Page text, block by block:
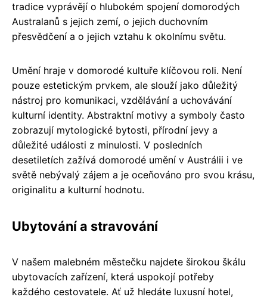
tradice vyprávějí o hlubokém spojení domorodých
Australanů s jejich zemí, o jejich duchovním
přesvědčení a o jejich vztahu k okolnímu světu.
Umění hraje v domorodé kultuře klíčovou roli. Není
pouze estetickým prvkem, ale slouží jako důležitý
nástroj pro komunikaci, vzdělávání a uchovávání
kulturní identity. Abstraktní motivy a symboly často
zobrazují mytologické bytosti, přírodní jevy a
důležité události z minulosti. V posledních
desetiletích zažívá domorodé umění v Austrálii i ve
světě nebývalý zájem a je oceňováno pro svou krásu,
originalitu a kulturní hodnotu.
Ubytování a stravování
V našem malebném městečku najdete širokou škálu
ubytovacích zařízení, která uspokojí potřeby
každého cestovatele. Ať už hledáte luxusní hotel,